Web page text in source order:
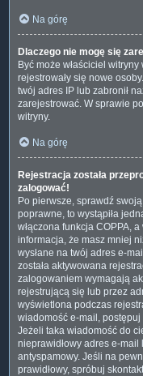
Na górę
Dlaczego nie mogę się
Być może właściciel witryny
rejestrowały się nowe
twój adres IP lub zabronił
zarejestrować. W sprawie
witryny.
Na górę
Rejestracja została
zalogować!
Po pierwsze, sprawdź
poprawne, to wystąpiła
włączona funkcja COPPA,
informacja, że masz mniej
wysłane na twój adres e-
została aktywowana
zalogowaniem wymagają
rejestrującą się lub przez
wyświetlona podczas
wiadomość e-mail,
Jeżeli taka wiadomość do
nieprawidłowy adres e-mail
antyspamowy. Jeśli na
prawidłowy, spróbuj